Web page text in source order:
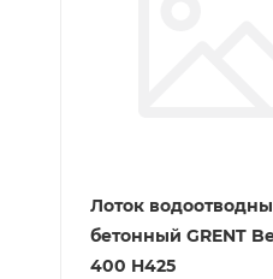
Лоток
бетонный GRENT
400 H425